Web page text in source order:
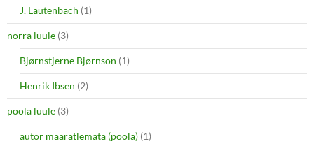
J. Lautenbach (1)
norra luule (3)
Bjørnstjerne Bjørnson (1)
Henrik Ibsen (2)
poola luule (3)
autor määratlemata (poola) (1)